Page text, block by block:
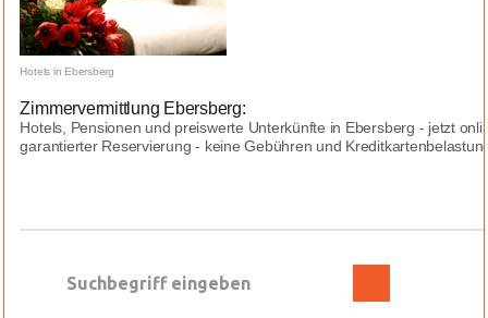
Hotels in Ebersberg
Zimmervermittlung Ebersberg:
Hotels, Pensionen und preiswerte Unterkünfte in Ebersberg - jetzt
garantierter Reservierung - keine Gebühren und